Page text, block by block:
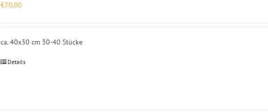
€70,00
ca. 40x30 cm 30-40 Stücke
Details